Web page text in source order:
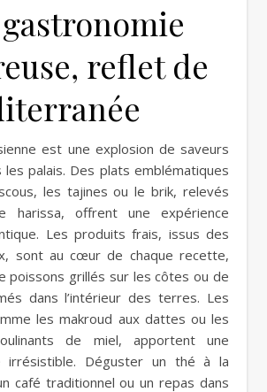
gastronomie
reflet de
est une explosion de saveurs
palais. Des plats emblématiques
les tajines ou le brik, relevés
harissa, offrent une expérience
Les produits frais, issus des
sont au cœur de chaque recette,
poissons grillés sur les côtes ou de
dans l’intérieur des terres. Les
les makroud aux dattes ou les
de miel, apportent une
irrésistible. Déguster un thé à la
café traditionnel ou un repas dans